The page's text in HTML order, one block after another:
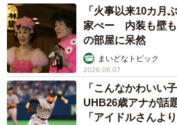
「火事以来10カ月
家ぺー 内装も壁も
の部屋に呆然
まいどなトピック
2026.08.07
「こんなかわいい
UHB26歳アナが
「アイドルさんよ